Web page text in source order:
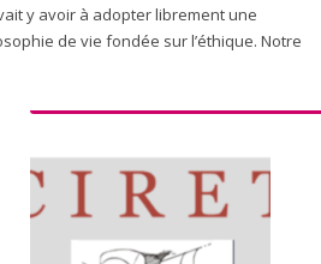
y avoir à adopter librement une
de vie fondée sur l’éthique. Notre